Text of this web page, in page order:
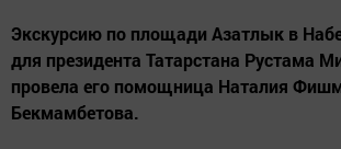
Экскурсию по площади Азатлык в
для президента Татарстана Рустама
провела его помощница Наталия
Бекмамбетова.